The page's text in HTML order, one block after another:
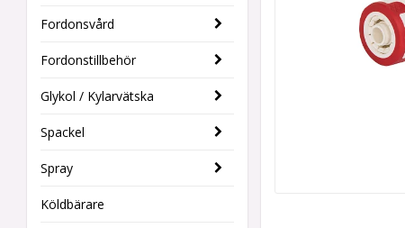
Fordonsvård
Fordonstillbehör
Glykol / Kylarvätska
Spackel
Spray
Köldbärare